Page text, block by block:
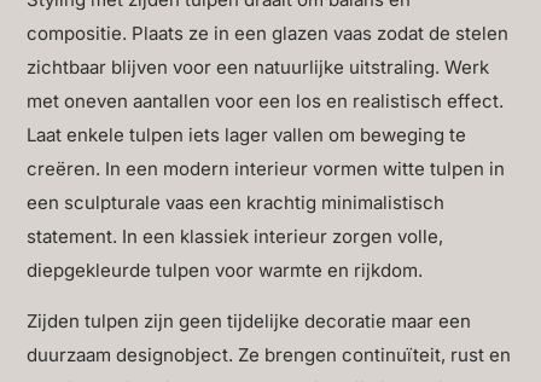
compositie. Plaats ze in een glazen vaas zodat de stelen
zichtbaar blijven voor een natuurlijke uitstraling. Werk
met oneven aantallen voor een los en realistisch effect.
Laat enkele tulpen iets lager vallen om beweging te
creëren. In een modern interieur vormen witte tulpen in
een sculpturale vaas een krachtig minimalistisch
statement. In een klassiek interieur zorgen volle,
diepgekleurde tulpen voor warmte en rijkdom.
Zijden tulpen zijn geen tijdelijke decoratie maar een
duurzaam designobject. Ze brengen continuïteit, rust en